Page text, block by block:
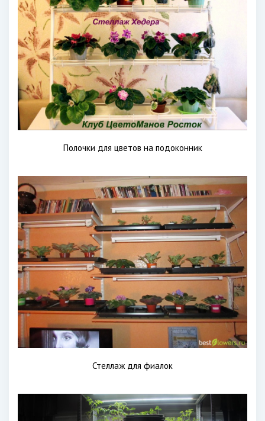
Полочки для цветов на подоконник
Стеллаж для фиалок